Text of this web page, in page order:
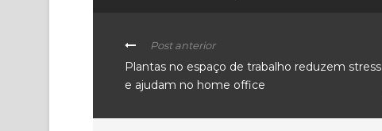
Post anterior
Plantas no espaço de trabalho reduzem stress
e ajudam no home office